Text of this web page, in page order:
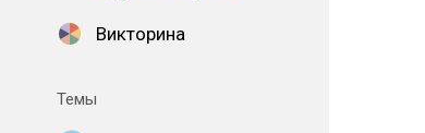
Викторина
Темы